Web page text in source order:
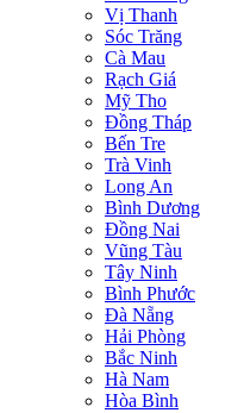
Vị Thanh
Sóc Trăng
Cà Mau
Rạch Giá
Mỹ Tho
Đồng Tháp
Bến Tre
Trà Vinh
Long An
Bình Dương
Đồng Nai
Vũng Tàu
Tây Ninh
Bình Phước
Đà Nẵng
Hải Phòng
Bắc Ninh
Hà Nam
Hòa Bình